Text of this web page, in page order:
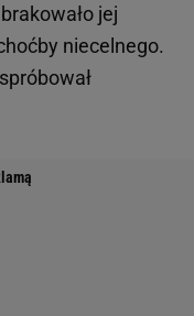
jej
niecelnego.